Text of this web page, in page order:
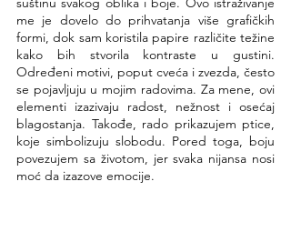
me je dovelo do prihvatanja više grafičkih
formi, dok sam koristila papire različite težine
kako bih stvorila kontraste u gustini.
Određeni motivi, poput cveća i zvezda, često
se pojavljuju u mojim radovima. Za mene, ovi
elementi izazivaju radost, nežnost i osećaj
blagostanja. Takođe, rado prikazujem ptice,
koje simbolizuju slobodu. Pored toga, boju
povezujem sa životom, jer svaka nijansa nosi
moć da izazove emocije.